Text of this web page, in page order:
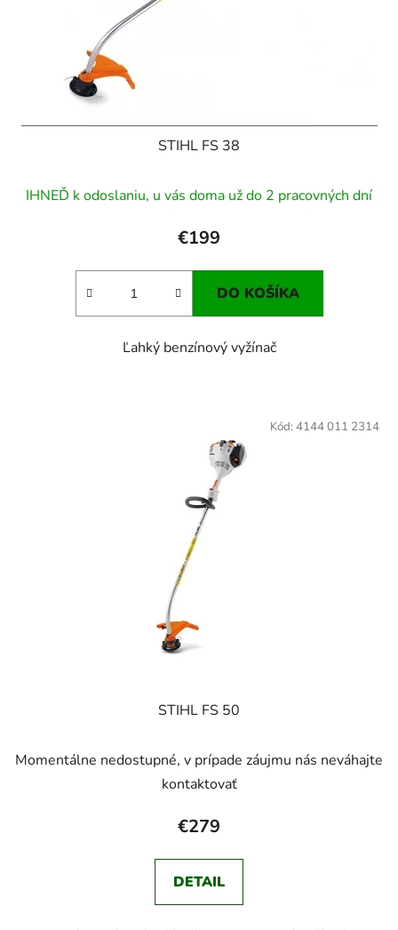
STIHL FS 38
IHNEĎ k odoslaniu, u vás doma už do 2 pracovných dní
€199
DO KOŠÍKA
Ľahký benzínový vyžínač
STIHL FS 50
Momentálne nedostupné, v prípade záujmu nás neváhajte
kontaktovať
€279
DETAIL
Kód: 4144 011 2314